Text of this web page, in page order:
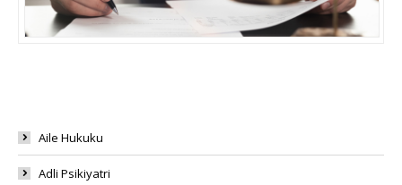
Aile Hukuku
Adli Psikiyatri